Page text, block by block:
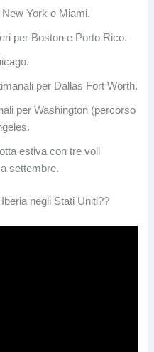
York e Miami.
per Boston e Porto Rico.
per Dallas Fort Worth.
per Washington (percorso
estiva con tre voli
settembre.
negli Stati Uniti??